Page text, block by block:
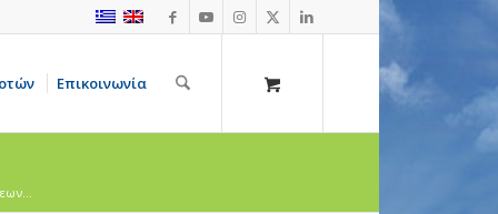
Επικοινωνία